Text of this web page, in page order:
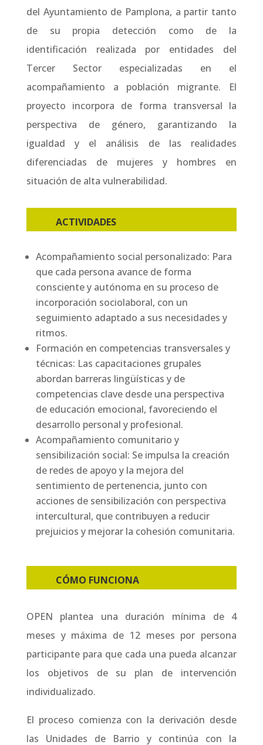
del Ayuntamiento de Pamplona, a partir tanto
de su propia detección como de la
identificación realizada por entidades del
Tercer Sector especializadas en el
acompañamiento a población migrante. El
proyecto incorpora de forma transversal la
perspectiva de género, garantizando la
igualdad y el análisis de las realidades
diferenciadas de mujeres y hombres en
situación de alta vulnerabilidad.
ACTIVIDADES
Acompañamiento social personalizado: Para
que cada persona avance de forma
consciente y autónoma en su proceso de
incorporación sociolaboral, con un
seguimiento adaptado a sus necesidades y
ritmos.
Formación en competencias transversales y
técnicas: Las capacitaciones grupales
abordan barreras lingüísticas y de
competencias clave desde una perspectiva
de educación emocional, favoreciendo el
desarrollo personal y profesional.
Acompañamiento comunitario y
sensibilización social: Se impulsa la creación
de redes de apoyo y la mejora del
sentimiento de pertenencia, junto con
acciones de sensibilización con perspectiva
intercultural, que contribuyen a reducir
prejuicios y mejorar la cohesión comunitaria.
CÓMO FUNCIONA
OPEN plantea una duración mínima de 4
meses y máxima de 12 meses por persona
participante para que cada una pueda alcanzar
los objetivos de su plan de intervención
individualizado.
El proceso comienza con la derivación desde
las Unidades de Barrio y continúa con la